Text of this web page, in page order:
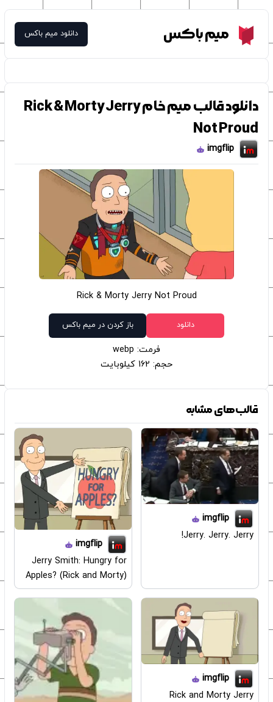
Meme Boxمیم باکس دانلود میم باکس
دانلود قالب میم خام Rick & Morty Jerry
Not Proud
imgflip
Rick & Morty Jerry Not Proud
دانلود باز کردن در میم باکس
فرمت: webp
حجم: 162 کیلوبایت
قالب‌های مشابه
imgflip
Jerry. Jerry. Jerry!
imgflip
Jerry Smith: Hungry for
Apples? (Rick and Morty)
imgflip
Rick and Morty Jerry